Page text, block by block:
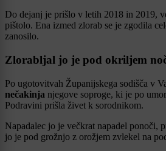
Do dejanj je prišlo v letih 2018 in 2019,
pištolo. Ena izmed zlorab se je zgodila
zanosilo.
Zlorabljal jo je pod okriljem
Po ugotovitvah Županijskega sodišča v
nečakinja njegove soproge, ki je po
Podravini prišla živet k sorodnikom.
Napadalec jo je večkrat napadel ponoči,
jo je pod grožnjo z orožjem zvlekel na